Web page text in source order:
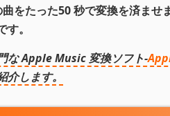
をたった50 秒で変換を済ま
。
な Apple Music 変換ソフト-
介します。